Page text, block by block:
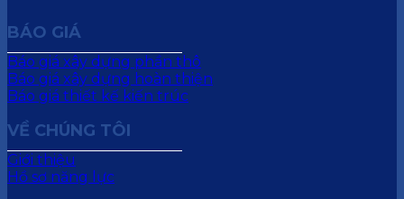
BÁO GIÁ
Báo giá xây dựng phần thô
Báo giá xây dựng hoàn thiện
Báo giá thiết kế kiến trúc
VỀ CHÚNG TÔI
Giới thiệu
Hồ sơ năng lực